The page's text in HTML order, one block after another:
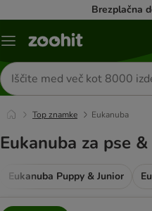
Brezplačna
Meni
Iskanje
izdelkov
Top znamke Eukanuba
Eukanuba za pse
Eukanuba Puppy & Junior